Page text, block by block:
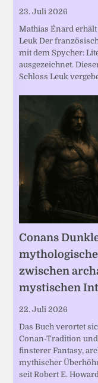
23. Juli 2026
Mathias Énard
Leuk Der
mit dem Spycher:
ausgezeichnet.
Schloss Leuk
Conans
zwischen
mystischen
22. Juli 2026
Das Buch verortet
Conan-Tradition
finsterer Fantasy,
mythischer
seit Robert E.